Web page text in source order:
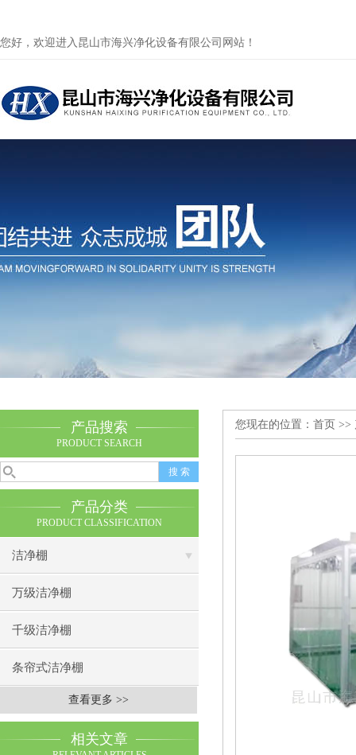
您好，欢迎进入昆山市海兴净化设备有限公司网站！
产品搜索
PRODUCT SEARCH
产品分类
PRODUCT CLASSIFICATION
洁净棚
万级洁净棚
千级洁净棚
条帘式洁净棚
查看更多 >>
相关文章
您现在的位置： 首页 >>